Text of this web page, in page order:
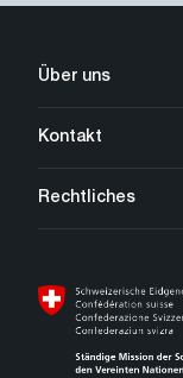
Secondary
Über uns
Kontakt
Rechtliches